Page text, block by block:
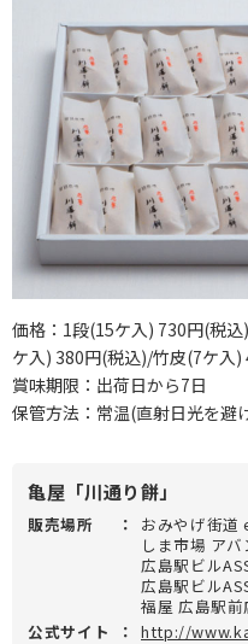
価格：1段(15ケ入) 730円(税
ケ入) 380円(税込)/竹皮(7ケ入)
賞味期限：出荷日から7日
保管方法：常温(直射日光を避
亀屋「川通り餅」
販売場所 ：
おみやげ街道
しま市場 ア
広島駅ビル
広島駅ビル
福屋 広島駅前
公式サイト
： http://